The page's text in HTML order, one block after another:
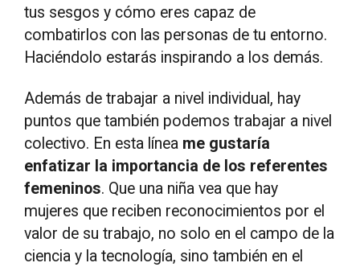
tus sesgos y cómo eres capaz de
combatirlos con las personas de tu entorno.
Haciéndolo estarás inspirando a los demás.
Además de trabajar a nivel individual, hay
puntos que también podemos trabajar a nivel
colectivo. En esta línea me gustaría
enfatizar la importancia de los referentes
femeninos. Que una niña vea que hay
mujeres que reciben reconocimientos por el
valor de su trabajo, no solo en el campo de la
ciencia y la tecnología, sino también en el